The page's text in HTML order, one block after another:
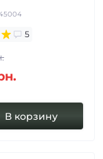
5
В корзину